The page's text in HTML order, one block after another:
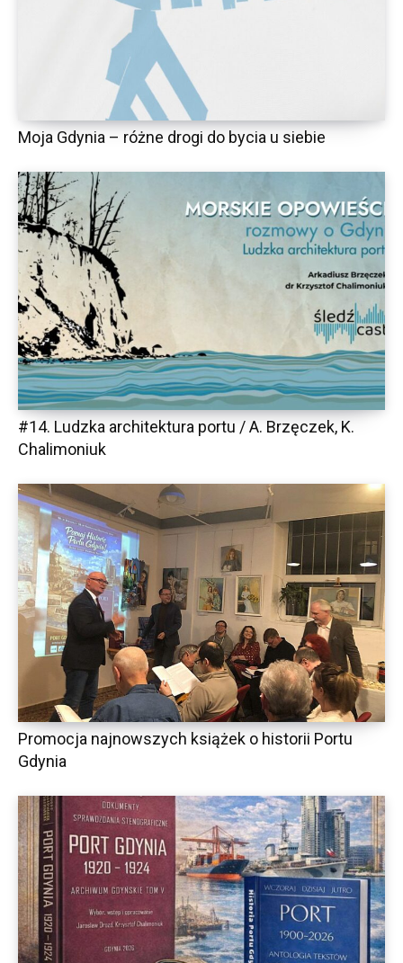
Moja Gdynia – różne drogi do bycia u siebie
#14. Ludzka architektura portu / A. Brzęczek, K.
Chalimoniuk
Promocja najnowszych książek o historii Portu
Gdynia